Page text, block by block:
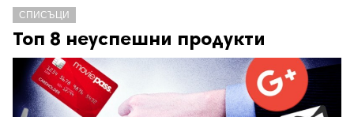
СПИСЪЦИ
Топ 8 неуспешни продукти